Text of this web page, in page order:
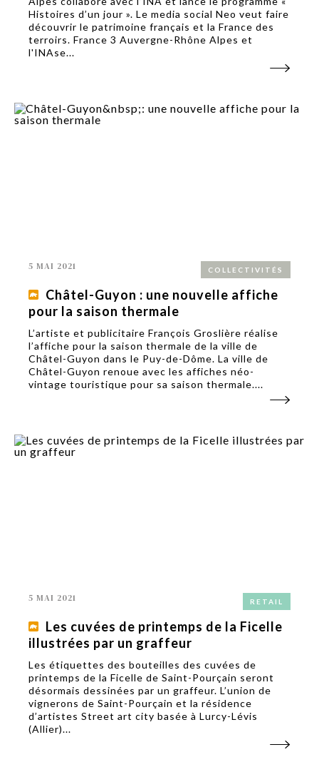
Histoires d’un jour ». Le media social Neo veut faire
découvrir le patrimoine français et la France des
terroirs. France 3 Auvergne-Rhône Alpes et
l'INAse...
COLLECTIVITÉS
5 MAI 2021
Châtel-Guyon : une nouvelle affiche
pour la saison thermale
L’artiste et publicitaire François Groslière réalise
l’affiche pour la saison thermale de la ville de
Châtel-Guyon dans le Puy-de-Dôme. La ville de
Châtel-Guyon renoue avec les affiches néo-
vintage touristique pour sa saison thermale....
RETAIL
5 MAI 2021
Les cuvées de printemps de la Ficelle
illustrées par un graffeur
Les étiquettes des bouteilles des cuvées de
printemps de la Ficelle de Saint-Pourçain seront
désormais dessinées par un graffeur. L’union de
vignerons de Saint-Pourçain et la résidence
d’artistes Street art city basée à Lurcy-Lévis
(Allier)...